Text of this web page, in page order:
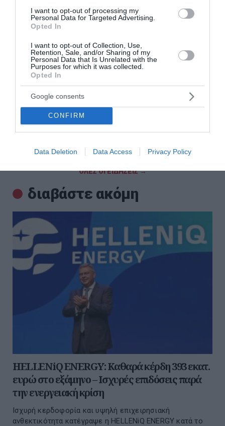
I want to opt-out of processing my
Personal Data for Targeted Advertising.
Opted In
I want to opt-out of Collection, Use,
Retention, Sale, and/or Sharing of my
Personal Data that Is Unrelated with the
Purposes for which it was collected.
Opted In
Google consents
CONFIRM
Data Deletion Data Access Privacy Policy
Πένθος για τον Μέσι - Πέθανε ο πατέρας του Χόρχε
εξαφανιστεί από την Κυψέλη ανήκει η σορός
Οι φωτιές, οι ανεμογεννήτριες και η προχειρότητα
Δυτική Αττική: Αντιδιαβρωτικά έργα πριν τις
φθινοπωρινές βροχές – Η επόμενη ημέρα μετά τη μεγάλη
Άνδρος: Το καταπράσινο διαμάντι των Κυκλάδων που
ΟΛΕΣ ΟΙ ΕΙΔΗΣΕΙΣ →
διαβάστε ακόμη
HELLENiQ ENERGY: Καθαρά κέρδη 393 εκατ.
ευρώ στο εξάμηνο – Ισχυρές επιδόσεις παρά
την ενεργειακή κρίση
Ισχυρή κερδοφορία και υψηλή επιχειρησιακή
ανθεκτικότητα κατέγραψε η HELLENiQ ENERGY κατά το